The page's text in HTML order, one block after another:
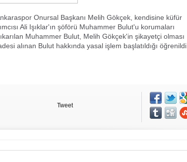
Onursal Başkanı Melih Gökçek, kendisine küfür
Ali Işıklar'ın şöförü Muhammer Bulut'u korumaları
Muhammer Bulut, Melih Gökçek'in şikayetçi olması
alınan Bulut hakkında yasal işlem başlatıldığı öğrenildi.
Tweet